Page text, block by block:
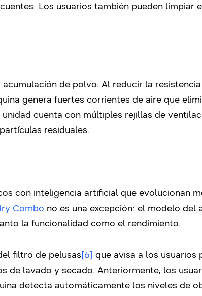
Los usuarios también pueden limpiar
de polvo. Al reducir la
genera fuertes corrientes de aire que
cuenta con múltiples rejillas de
residuales.
con inteligencia artificial que evolucionan
Combo no es una excepción: el modelo del
la funcionalidad como el rendimiento.
filtro de pelusas[6] que avisa a los usuarios
lavado y secado. Anteriormente, los
detecta automáticamente los niveles de